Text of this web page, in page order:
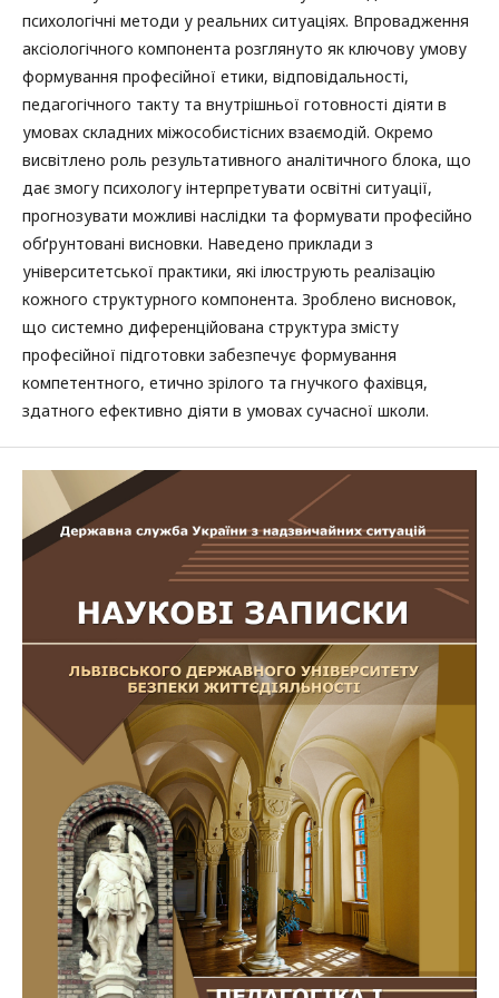
психологічні методи у реальних ситуаціях. Впровадження
аксіологічного компонента розглянуто як ключову умову
формування професійної етики, відповідальності,
педагогічного такту та внутрішньої готовності діяти в
умовах складних міжособистісних взаємодій. Окремо
висвітлено роль результативного аналітичного блока, що
дає змогу психологу інтерпретувати освітні ситуації,
прогнозувати можливі наслідки та формувати професійно
обґрунтовані висновки. Наведено приклади з
університетської практики, які ілюструють реалізацію
кожного структурного компонента. Зроблено висновок,
що системно диференційована структура змісту
професійної підготовки забезпечує формування
компетентного, етично зрілого та гнучкого фахівця,
здатного ефективно діяти в умовах сучасної школи.